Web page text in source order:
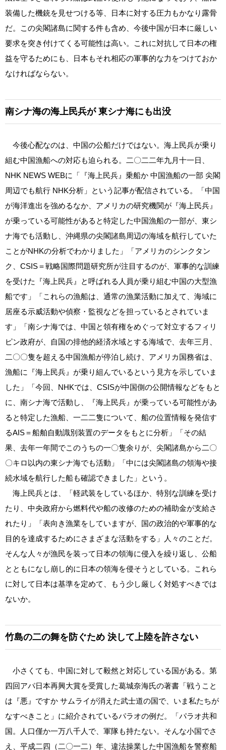
装備した機銃を見せつける等、日本に対する圧力もかなり露骨
だ。この尖閣諸島に関する件も含め、今後中国が日本に厳しい
要求を突き付けてくる可能性は高い。これに対抗して日本の権
益を守るためにも、日本もそれ相応の軍事的な力をつけておか
なければならない。
南シナ海の海上民兵が東シナ海にも出没
今後心配なのは、中国の公船だけではない。海上民兵が乗り
組む中国漁船への対応も迫られる。二〇二二年九月十一日、
NHK NEWS WEBに「『海上民兵』乗船か 中国漁船の一部 尖閣
周辺でも航行 NHK分析」という記事が配信されている。「中国
が海洋進出を強めるなか、アメリカの研究機関が『海上民兵』
が乗っている可能性があると特定した中国漁船の一部が、東シ
ナ海でも活動し、沖縄県の尖閣諸島周辺の海域を航行していた
ことがNHKの分析でわかりました」「アメリカのシンクタン
ク、CSIS＝戦略国際問題研究所が注目するのが、軍事的な訓練
を受けた『海上民兵』と呼ばれる人員が乗り組む中国の大型漁
船です」「これらの漁船は、通常の漁業活動に加えて、海域に
居座る示威活動や偵察・監視などを担っているとされていま
す」「南シナ海では、中国と領有権をめぐって対立するフィリ
ピン政府が、自国の排他的経済水域とする海域で、去年三月、
二〇〇隻を超える中国漁船が停泊し続け、アメリカ国務省は、
漁船に『海上民兵』が乗り組んでいるという見方を示していま
した」「今回、NHKでは、CSISが中国側の公開情報などをもと
に、南シナ海で活動し、『海上民兵』が乗っている可能性があ
ると特定した漁船、一二二隻について、船の位置情報を発信す
るAIS＝船舶自動識別装置のデータをもとに分析」「その結
果、去年一年間でこのうちの一〇隻余りが、尖閣諸島から二〇
〇キロ以内の東シナ海でも活動」「中には尖閣諸島の領海や接
続水域を航行した船も確認できました」という。
海上民兵とは、「軽武装をしているほか、特別な訓練を受け
たり、中央政府から燃料代や船の改修のための補助金が支給さ
れたり」「表向き漁業をしていますが、国の政治的や軍事的な
目的を達成するためにさまざまな活動をする」人々のことだ。
そんな人々が漁民を装って日本の領海に侵入を繰り返し、公船
とともになし崩し的に日本の領海を侵そうとしている。これら
に対して日本は基準を定めて、もう少し厳しく対処すべきでは
ないか。
竹島の二の舞を防ぐため 決して上陸を許さない
小さくても、中国に対して毅然と対応している国がある。第
四回アパ日本再興大賞を受賞した葛城奈海氏の著書「戦うこと
は『悪』ですか サムライが消えた武士道の国で、いま私たちが
なすべきこと」に紹介されているパラオの例だ。「パラオ共和
国。人口僅か一万八千人で、軍隊も持たない。そんな小国でさ
え、平成二四（二〇一二）年、違法操業した中国漁船を警察船